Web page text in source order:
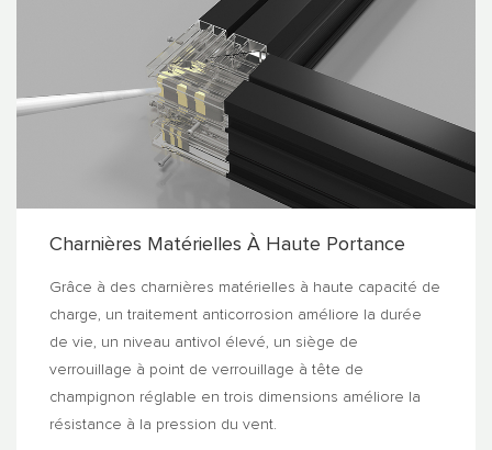
Charnières Matérielles À Haute Portance
Grâce à des charnières matérielles à haute capacité de
charge, un traitement anticorrosion améliore la durée
de vie, un niveau antivol élevé, un siège de
verrouillage à point de verrouillage à tête de
champignon réglable en trois dimensions améliore la
résistance à la pression du vent.